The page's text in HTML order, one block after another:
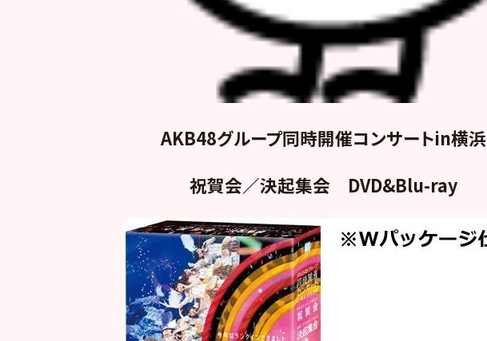
AKB48グループ同時開催コンサートin横浜
祝賀会／決起集会 DVD&Blu-ray